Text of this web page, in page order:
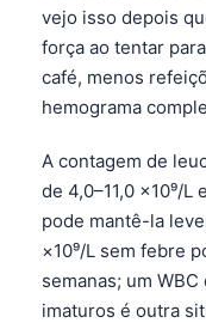
vejo isso depois
força ao tentar
café, menos
hemograma
A contagem de
de 4,0–11,0 ×10⁹/L
pode mantê-la
×10⁹/L sem febre
semanas; um
imaturos é outra